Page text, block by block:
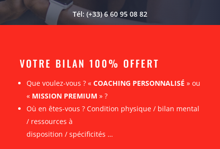
Tél: (+33) 6 60 95 08 82
VOTRE BILAN 100% OFFERT
Que voulez-vous ? « COACHING PERSONNALISÉ » ou
« MISSION PREMIUM » ?
Où en êtes-vous ? Condition physique / bilan mental
/ ressources à
disposition / spécificités …